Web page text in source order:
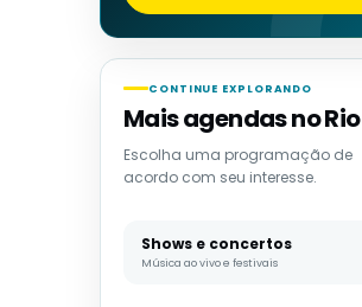
CONTINUE EXPLORANDO
Mais agendas no Rio
Escolha uma programação de
acordo com seu interesse.
Shows e concertos
Música ao vivo e festivais